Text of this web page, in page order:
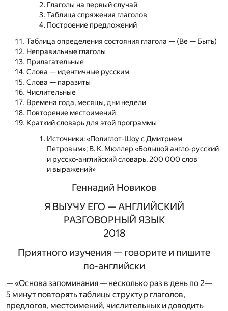
Глаголы на первый случай
Таблица спряжения глаголов
Построение предложений
Таблица определения состояния глагола — (Be — Быть)
Неправильные глаголы
Прилагательные
Слова — идентичные русским
Слова — паразиты
Числительные
Времена года, месяцы, дни недели
Повторение местоимений
Краткий словарь для этой программы
Источники: «Полиглот-Шоу с Дмитрием
Петровым»; В. К. Мюллер «Большой англо-русский
и русско-английский словарь. 200 000 слов
и выражений»
Геннадий Новиков
Я ВЫУЧУ ЕГО — АНГЛИЙСКИЙ
РАЗГОВОРНЫЙ ЯЗЫК
2018
Приятного изучения — говорите и пишите
по-английски
— «Основа запоминания — несколько раз в день по 2—
5 минут повторять таблицы структур глаголов,
предлогов, местоимений, числительных и доводить